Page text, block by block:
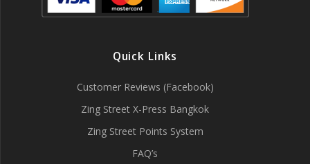
Quick Links
Customer Reviews (Facebook)
Zing Street X-Press Bangkok
Zing Street Points System
FAQ’s